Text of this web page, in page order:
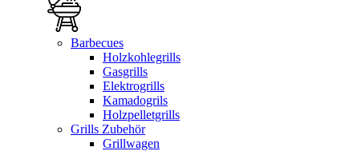
Barbecues
Holzkohlegrills
Gasgrills
Elektrogrills
Kamadogrils
Holzpelletgrills
Grills Zubehör
Grillwagen